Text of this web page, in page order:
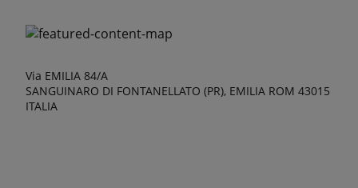
Via EMILIA 84/A
SANGUINARO DI FONTANELLATO (PR), EMILIA ROM 43015
ITALIA